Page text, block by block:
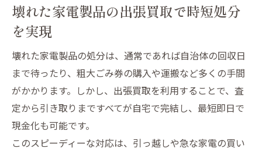
壊れた家電製品の出張買取で時短処分
を実現
壊れた家電製品の処分は、通常であれば自治体の回収日
まで待ったり、粗大ごみ券の購入や運搬など多くの手間
がかかります。しかし、出張買取を利用することで、査
定から引き取りまですべてが自宅で完結し、最短即日で
現金化も可能です。
このスピーディーな対応は、引っ越しや急な家電の買い